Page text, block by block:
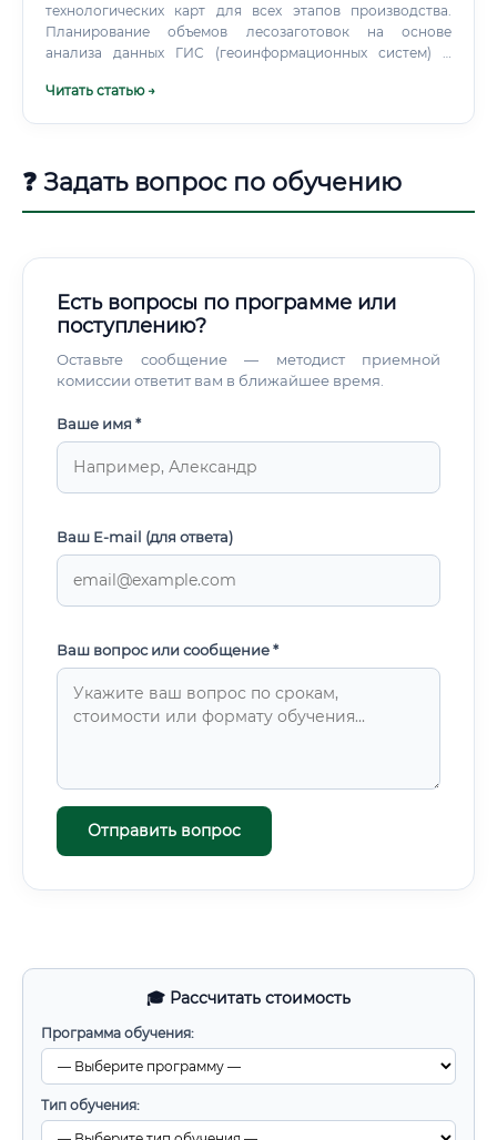
🎓 Рассчитать стоимость
Программа обучения:
Тип обучения:
лесных пожаров с помощью дронов и спутников возьмёт
на себя часть патрульных функций; ГИС-системы с
элементами машинного обучения ускорят
автоматизирована. Вывод: ИИ станет инструментом
технологических карт для всех этапов производства.
Планирование объемов лесозаготовок на основе
анализа данных ГИС (геоинформационных систем) и
текущих производственных циклов с целью выявления
Читать статью →
❓ Задать вопрос по обучению
Есть вопросы по программе или
поступлению?
Оставьте сообщение — методист приемной
комиссии ответит вам в ближайшее время.
Ваше имя *
Ваш E-mail (для ответа)
Ваш вопрос или сообщение *
Отправить вопрос